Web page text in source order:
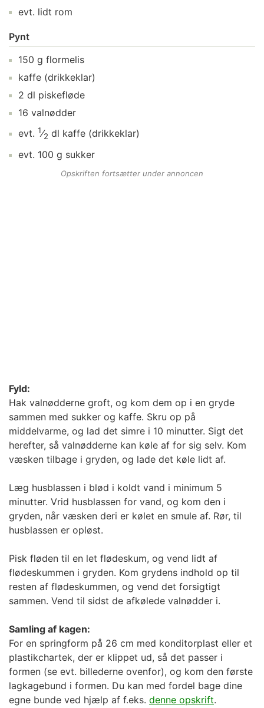
evt. lidt rom
Pynt
150 g flormelis
kaffe (drikkeklar)
2 dl piskefløde
16 valnødder
evt. 1⁄2 dl kaffe (drikkeklar)
evt. 100 g sukker
Opskriften fortsætter under annoncen
Fyld:
Hak valnødderne groft, og kom dem op i en gryde
sammen med sukker og kaffe. Skru op på
middelvarme, og lad det simre i 10 minutter. Sigt det
herefter, så valnødderne kan køle af for sig selv. Kom
væsken tilbage i gryden, og lade det køle lidt af.
Læg husblassen i blød i koldt vand i minimum 5
minutter. Vrid husblassen for vand, og kom den i
gryden, når væsken deri er kølet en smule af. Rør, til
husblassen er opløst.
Pisk fløden til en let flødeskum, og vend lidt af
flødeskummen i gryden. Kom grydens indhold op til
resten af flødeskummen, og vend det forsigtigt
sammen. Vend til sidst de afkølede valnødder i.
Samling af kagen:
For en springform på 26 cm med konditorplast eller et
plastikchartek, der er klippet ud, så det passer i
formen (se evt. billederne ovenfor), og kom den første
lagkagebund i formen. Du kan med fordel bage dine
egne bunde ved hjælp af f.eks. denne opskrift.